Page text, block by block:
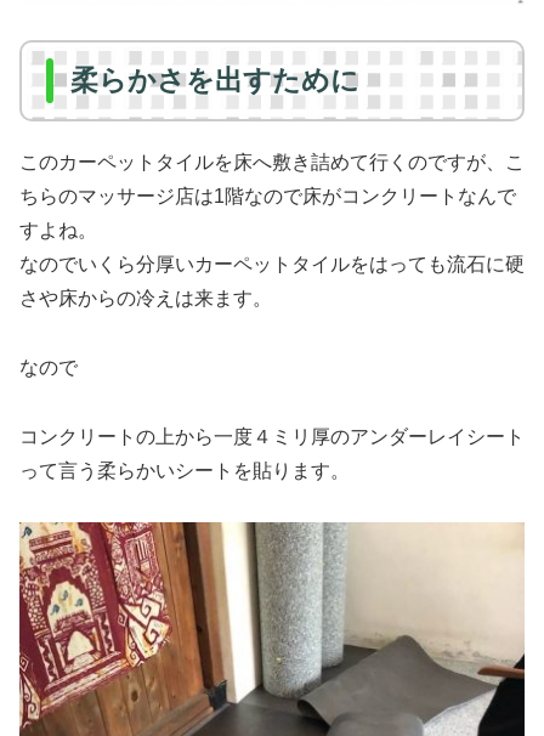
柔らかさを出すために
このカーペットタイルを床へ敷き詰めて行くのですが、こ
ちらのマッサージ店は1階なので床がコンクリートなんで
すよね。
なのでいくら分厚いカーペットタイルをはっても流石に硬
さや床からの冷えは来ます。
なので
コンクリートの上から一度４ミリ厚のアンダーレイシート
って言う柔らかいシートを貼ります。